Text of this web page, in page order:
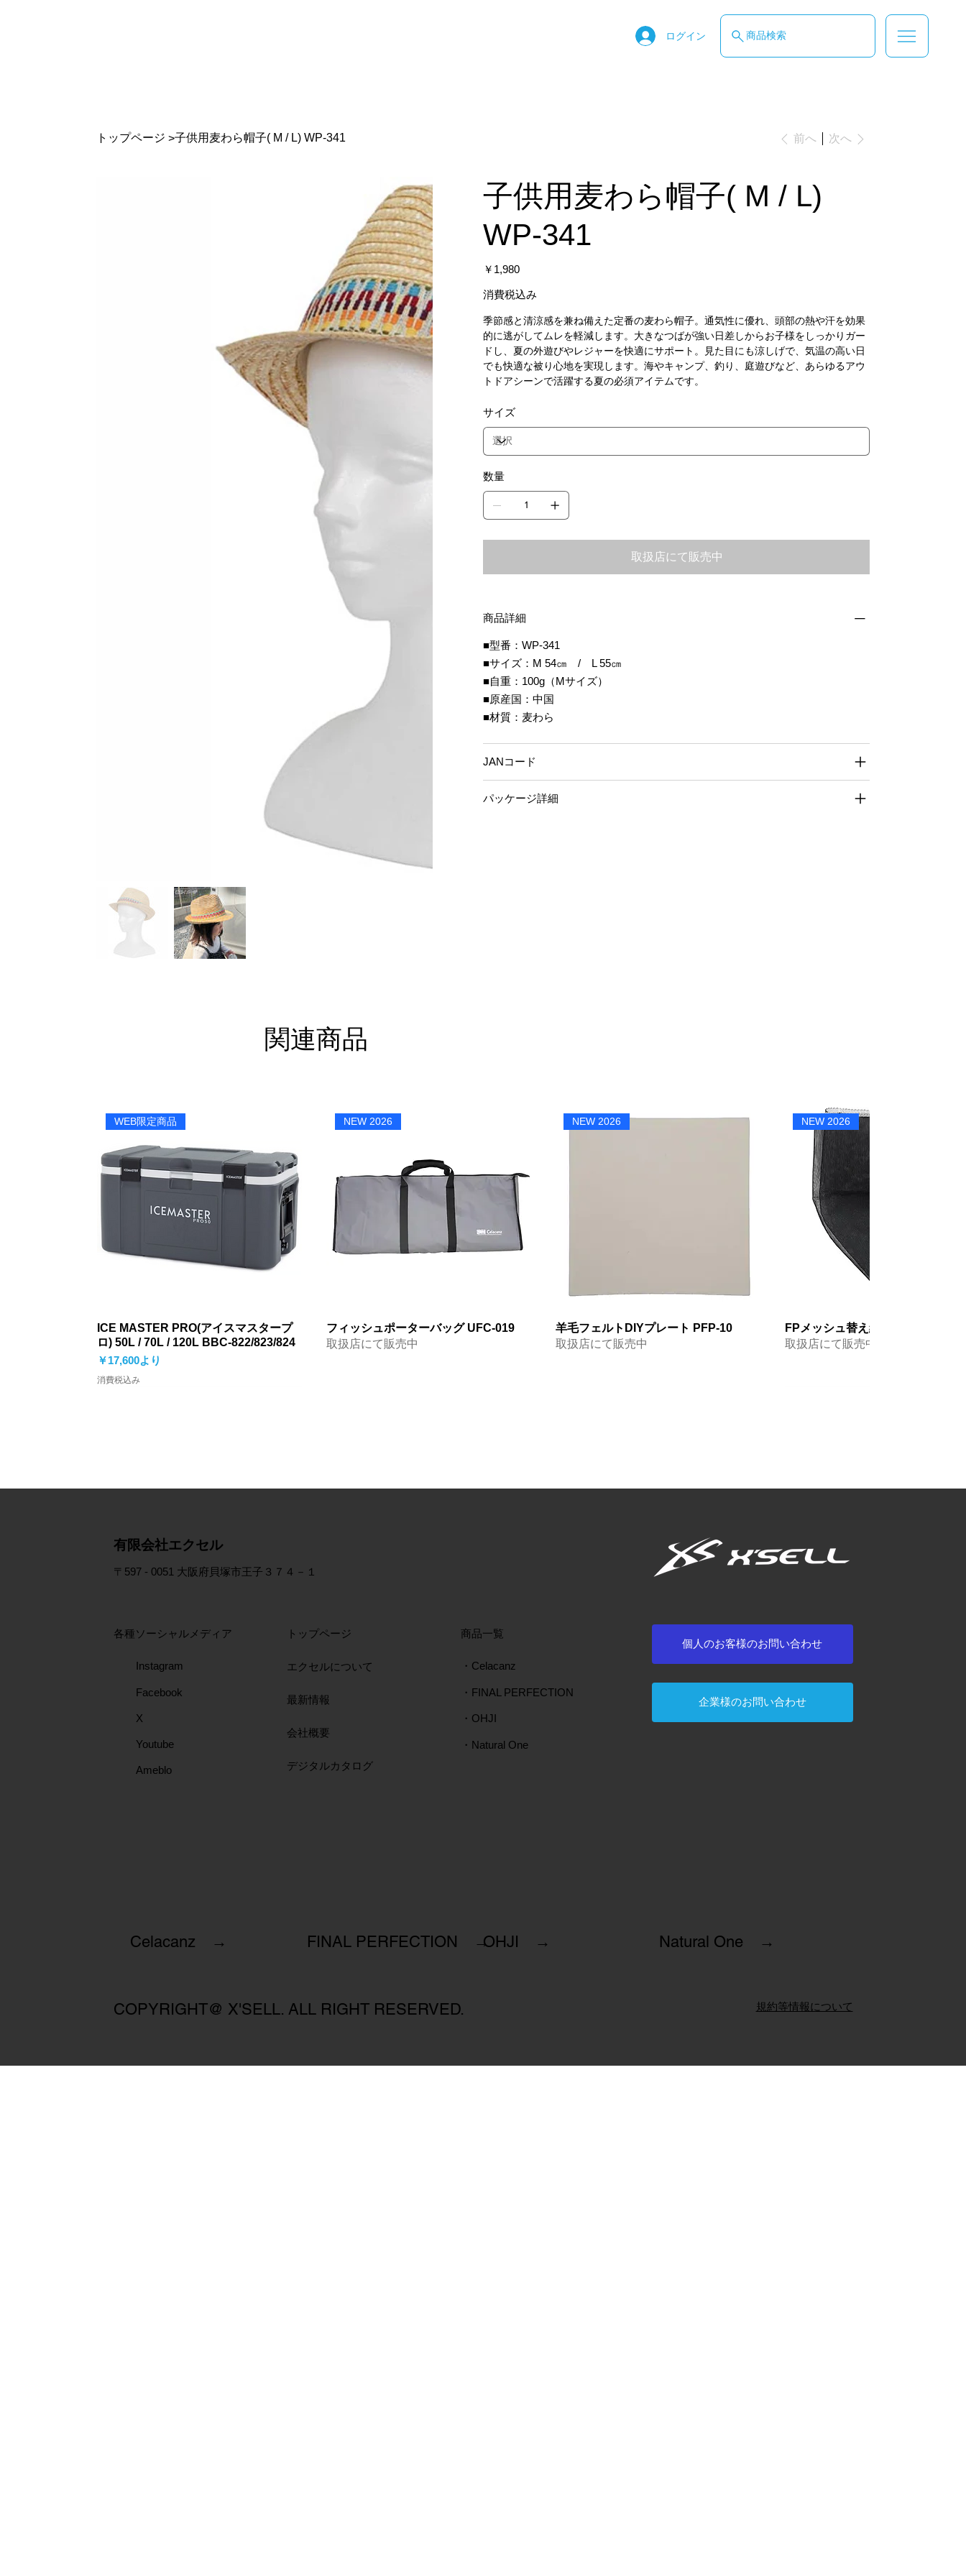
ログイン 商品検索
トップページ >子供用麦わら帽子( M / L) WP-341 前へ 次へ
子供用麦わら帽子( M / L)
WP-341
価
￥1,980
消費税込み
季節感と清涼感を兼ね備えた定番の麦わら帽子。通気性に優れ、頭部の熱や汗を効果
的に逃がしてムレを軽減します。大きなつばが強い日差しからお子様をしっかりガー
ドし、夏の外遊びやレジャーを快適にサポート。見た目にも涼しげで、気温の高い日
でも快適な被り心地を実現します。海やキャンプ、釣り、庭遊びなど、あらゆるアウ
トドアシーンで活躍する夏の必須アイテムです。
サイズ
数量
取扱店にて販売中
商品詳細
■型番：WP-341
■サイズ：M 54㎝ / L 55㎝
■自重：100g（Mサイズ）
■原産国：中国
■材質：麦わら
JANコード
パッケージ詳細
関連商品
WEB限定商品
ICE MASTER PRO(アイスマスタープ
ロ) 50L / 70L / 120L BBC-822/823/824
￥17,600より
セール価格
消費税込み
NEW 2026
フィッシュポーターバッグ UFC-019
取扱店にて販売中
NEW 2026
羊毛フェルトDIYプレート PFP-10
取扱店にて販売中
NEW 2026
FPメッシュ替え網(ハード) FP-310
取扱店にて販売中
取扱店にて販売中
取扱店にて販売中
取扱店にて販売中
CF-777
取扱店にて販売中
取扱店にて販売中
取扱店にて販売中
787
取扱店にて販売中
​有限会社エクセル
〒597 - 0051 大阪府貝塚市王子３７４－１
各種ソーシャルメディア
Instagram
Facebook
X
Youtube
Ameblo
トップページ
エクセルについて
最新情報
会社概要
​デジタルカタログ
​商品一覧
・Celacanz
・FINAL PERFECTION
・OHJI
・Natural One
Celacanz → FINAL PERFECTION →OHJI → Natural One →
COPYRIGHT@ X'SELL. ALL RIGHT RESERVED.
個人のお客様のお問い合わせ
企業様のお問い合わせ
規約等情報について